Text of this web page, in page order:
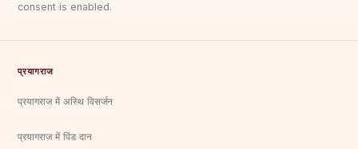
consent is enabled.
प्रयागराज
प्रयागराज में अस्थि विसर्जन
प्रयागराज में पिंड दान